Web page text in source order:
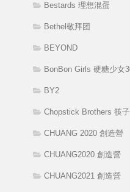
Bestards 理想混蛋
Bethel敬拜团
BEYOND
BonBon Girls 硬糖少女
BY2
Chopstick Brothers 筷
CHUANG 2020 創造營
CHUANG2020 創造營
CHUANG2021 創造營